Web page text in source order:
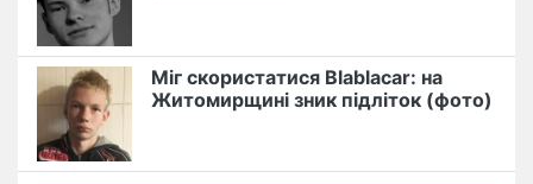
Міг скористатися Blablacar: на
Житомирщині зник підліток (фото)